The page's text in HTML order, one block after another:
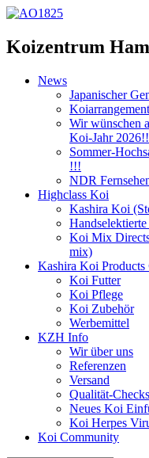
Koizentrum
News
Japanischer
Wir wünschen
Koi-Jahr 2026!!
Sommer-
!!!
NDR
Highclass Koi
Kashira Koi
Koi Mix
mix)
Kashira Koi
Koi Futter
Koi Pflege
Koi Zubehör
Werbemittel
KZH Info
Wir über uns
Referenzen
Versand
Qualität-
Neues Koi
Koi Herpes
Koi Community